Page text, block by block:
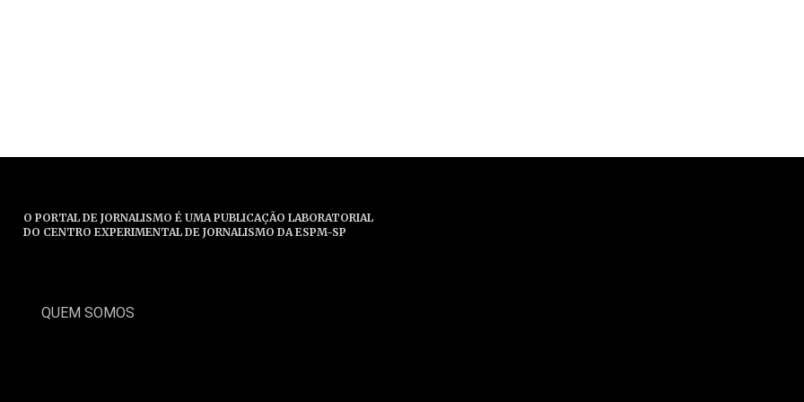
O PORTAL DE JORNALISMO É UMA PUBLICAÇÃO LABORATORIAL
DO CENTRO EXPERIMENTAL DE JORNALISMO DA ESPM-SP
QUEM SOMOS